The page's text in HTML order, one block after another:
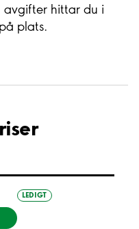
avgifter hittar du i
plats.
LEDIGT